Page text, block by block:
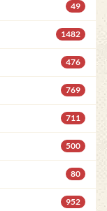
49
1482
476
769
711
500
80
952